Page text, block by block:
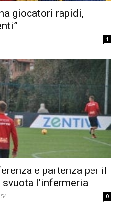
giocatori rapidi,
1
e partenza per il
l’infermeria
0